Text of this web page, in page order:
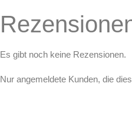
Spezialliteratur &
Es gibt noch keine Rezensionen.
Nur angemeldete Kunden, die